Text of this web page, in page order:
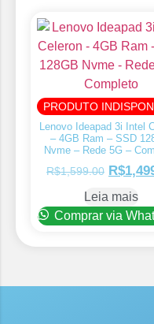
PRODUTO
Lenovo Ideapad 3i Intel
– 4GB Ram – SSD
Nvme – Rede 5G –
R$1,599.00 R$
Leia mais
Comprar via